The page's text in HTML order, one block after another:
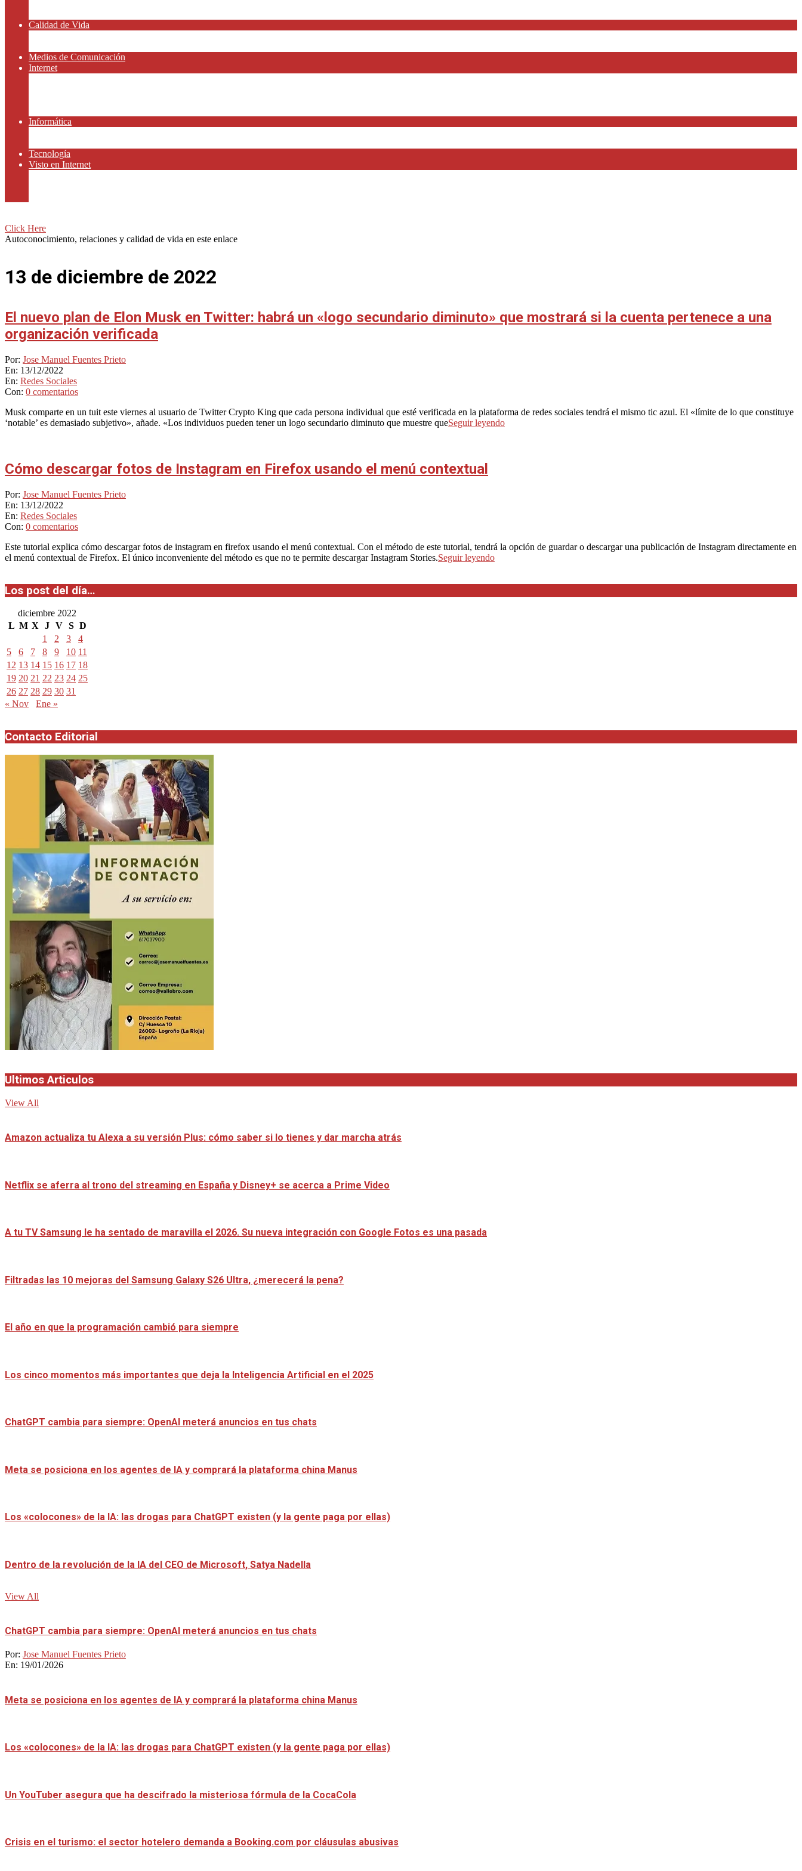
Calidad de Vida
Medios de Comunicación
Internet
Informática
Tecnología
Visto en Internet
Click Here
Autoconocimiento, relaciones y calidad de vida en este enlace
13 de diciembre de 2022
El nuevo plan de Elon Musk en Twitter: habrá un «logo secundario diminuto» que mostrará si la cuenta pertenece a una
organización verificada
2022-
12-
13
Por: Jose Manuel Fuentes Prieto
En: 13/12/2022
En: Redes Sociales
Con: 0 comentarios
Musk comparte en un tuit este viernes al usuario de Twitter Crypto King que cada persona individual que esté verificada en la plataforma de redes sociales tendrá el mismo tic azul. El «límite de lo que constituye
‘notable’ es demasiado subjetivo», añade. «Los individuos pueden tener un logo secundario diminuto que muestre queSeguir leyendo
Cómo descargar fotos de Instagram en Firefox usando el menú contextual
2022-
12-
13
Por: Jose Manuel Fuentes Prieto
En: 13/12/2022
En: Redes Sociales
Con: 0 comentarios
Este tutorial explica cómo descargar fotos de instagram en firefox usando el menú contextual. Con el método de este tutorial, tendrá la opción de guardar o descargar una publicación de Instagram directamente en
el menú contextual de Firefox. El único inconveniente del método es que no te permite descargar Instagram Stories.Seguir leyendo
Los post del día…
diciembre 2022
L M X J V S D
1
2 3
4
5
6 7 8 9 10 11
12 13 14 15 16 17 18
19 20 21 22 23 24 25
26 27 28 29 30 31
« Nov
Ene »
Contacto Editorial
Ultimos Articulos
View All
Amazon actualiza tu Alexa a su versión Plus: cómo saber si lo tienes y dar marcha atrás
Netflix se aferra al trono del streaming en España y Disney+ se acerca a Prime Video
A tu TV Samsung le ha sentado de maravilla el 2026. Su nueva integración con Google Fotos es una pasada
Filtradas las 10 mejoras del Samsung Galaxy S26 Ultra, ¿merecerá la pena?
El año en que la programación cambió para siempre
Los cinco momentos más importantes que deja la Inteligencia Artificial en el 2025
ChatGPT cambia para siempre: OpenAI meterá anuncios en tus chats
Meta se posiciona en los agentes de IA y comprará la plataforma china Manus
Los «colocones» de la IA: las drogas para ChatGPT existen (y la gente paga por ellas)
Dentro de la revolución de la IA del CEO de Microsoft, Satya Nadella
View All
ChatGPT cambia para siempre: OpenAI meterá anuncios en tus chats
Por: Jose Manuel Fuentes Prieto
En: 19/01/2026
Meta se posiciona en los agentes de IA y comprará la plataforma china Manus
Los «colocones» de la IA: las drogas para ChatGPT existen (y la gente paga por ellas)
Un YouTuber asegura que ha descifrado la misteriosa fórmula de la CocaCola
Crisis en el turismo: el sector hotelero demanda a Booking.com por cláusulas abusivas